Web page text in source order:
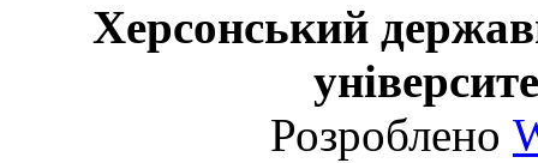
Херсонський
Розроблено